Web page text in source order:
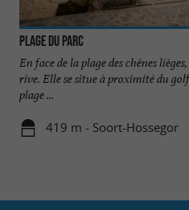
Plage du Parc
En face de la plage des chênes
rive. Elle se situe à proximité du
plage ...
419 m - Soort-Hossegor